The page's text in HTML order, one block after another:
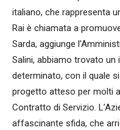
italiano, che rappresenta
Rai è chiamata a
Sarda, aggiunge
Salini, abbiamo trovato
determinato, con il quale
progetto atteso per molti
Contratto di Servizio.
affascinante sfida, che